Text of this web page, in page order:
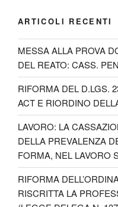
o
e
e
I
n
t
A
p
p
n
i
v
i
d
i
ARTICOLI RECENTI
MESSA ALLA PROVA
DEL REATO: CASS.
RIFORMA DEL D.LGS.
ACT E RIORDINO
LAVORO: LA
DELLA PREVALENZA
FORMA, NEL LAVORO
RIFORMA
RISCRITTA LA